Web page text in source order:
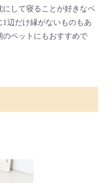
して寝ることが好きなペ
辺だけ縁がないものもあ
のペットにもおすすめで